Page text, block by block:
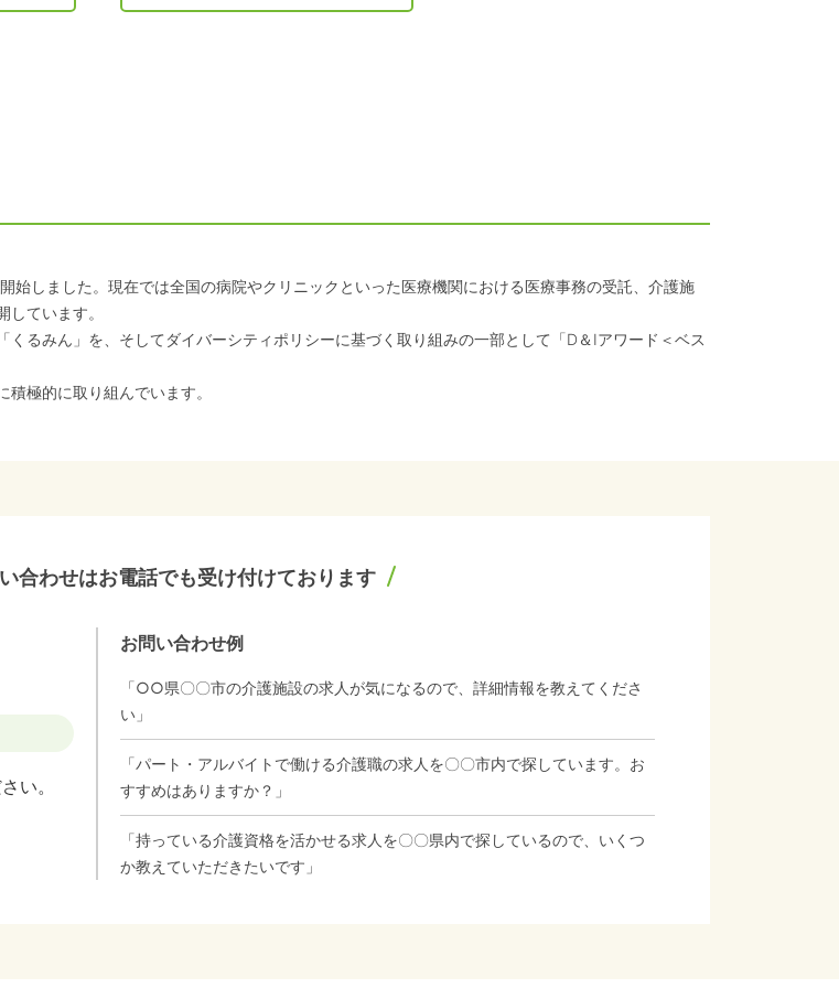
始しました。現在では全国の病院やクリニックといった医療機関における医療事務の受託、介護施
ています。
るみん」を、そしてダイバーシティポリシーに基づく取り組みの一部として「D＆Iアワード＜ベス
極的に取り組んでいます。
合わせはお電話でも受け付けております
い。
お問い合わせ例
「○○県〇〇市の介護施設の求人が気になるので、詳細情報を教えてくださ
い」
「パート・アルバイトで働ける介護職の求人を〇〇市内で探しています。お
すすめはありますか？」
「持っている介護資格を活かせる求人を〇〇県内で探しているので、いくつ
か教えていただきたいです」